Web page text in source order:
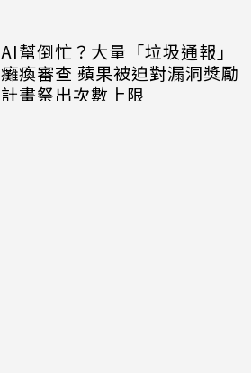
AI幫倒忙？大量「垃圾通報」
癱瘓審查 蘋果被迫對漏洞獎勵
計畫祭出次數上限